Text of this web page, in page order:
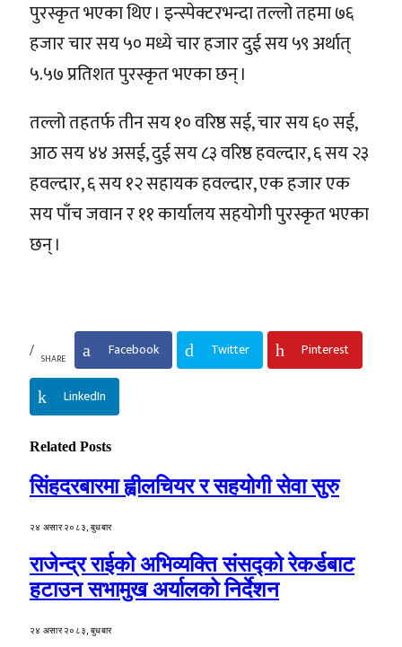
पुरस्कृत भएका थिए । इन्स्पेक्टरभन्दा तल्लो तहमा ७६
हजार चार सय ५० मध्ये चार हजार दुई सय ५९ अर्थात्
५.५७ प्रतिशत पुरस्कृत भएका छन् ।
तल्लो तहतर्फ तीन सय १० वरिष्ठ सई, चार सय ६० सई,
आठ सय ४४ असई, दुई सय ८३ वरिष्ठ हवल्दार, ६ सय २३
हवल्दार, ६ सय १२ सहायक हवल्दार, एक हजार एक
सय पाँच जवान र ११ कार्यालय सहयोगी पुरस्कृत भएका
छन् ।
SHARE Facebook Twitter Pinterest
LinkedIn
Related Posts
सिंहदरबारमा ह्वीलचियर र सहयोगी सेवा सुरु
२४ असार २०८३, बुधबार
राजेन्द्र राईको अभिव्यक्ति संसद्को रेकर्डबाट
हटाउन सभामुख अर्यालको निर्देशन
२४ असार २०८३, बुधबार